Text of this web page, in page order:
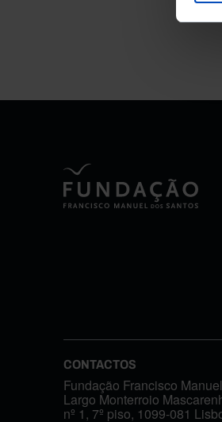
CONTACTOS
Fundação Francisco
Largo Monterroio
nº 1, 7º piso, 1099-081